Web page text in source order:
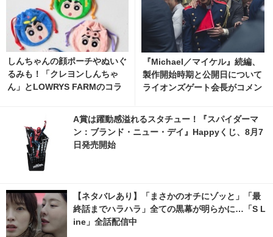
しんちゃんの顔ポーチやぬいぐ
るみも！「クレヨンしんちゃ
ん」とLOWRYS FARMのコラ
1枚目の写真・画像 | cinemac
afe.net
『Michael／マイケル』続編、
製作開始時期と公開日について
ライオンズゲート会長がコメン
A賞は躍動感溢れるスタチュー！『スパイダーマ
ン：ブランド・ニュー・デイ』Happyくじ、8月7
日発売開始
【ネタバレあり】「まさかのオチにゾッと」「最
終話までハラハラ」全ての黒幕が明らかに…「S L
ine」全話配信中